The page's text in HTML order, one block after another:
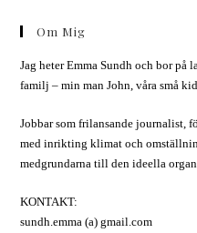
Om Mig
Jag heter Emma Sundh och bor på
familj – min man John, våra små
Jobbar som frilansande journalist,
med inrikting klimat och
medgrundarna till den ideella
KONTAKT:
sundh.emma (a) gmail.com